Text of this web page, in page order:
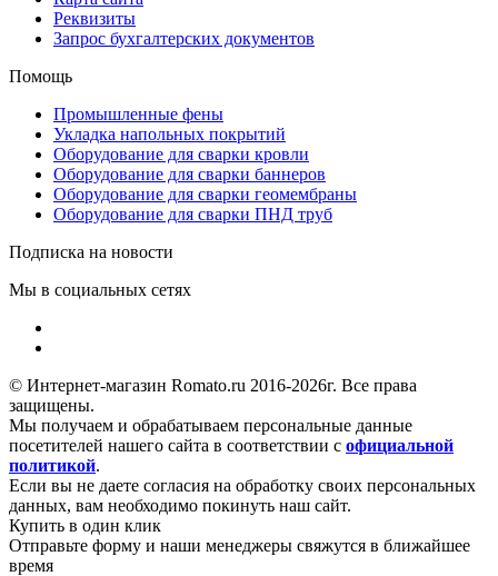
Реквизиты
Запрос бухгалтерских документов
Помощь
Промышленные фены
Укладка напольных покрытий
Оборудование для сварки кровли
Оборудование для сварки баннеров
Оборудование для сварки геомембраны
Оборудование для сварки ПНД труб
Подписка на новости
Мы в социальных сетях
© Интернет-магазин Romato.ru 2016-2026г. Все права
защищены.
Мы получаем и обрабатываем персональные данные
посетителей нашего сайта в соответствии с официальной
политикой.
Если вы не даете согласия на обработку своих персональных
данных, вам необходимо покинуть наш сайт.
Купить в один клик
Отправьте форму и наши менеджеры свяжутся в ближайшее
время